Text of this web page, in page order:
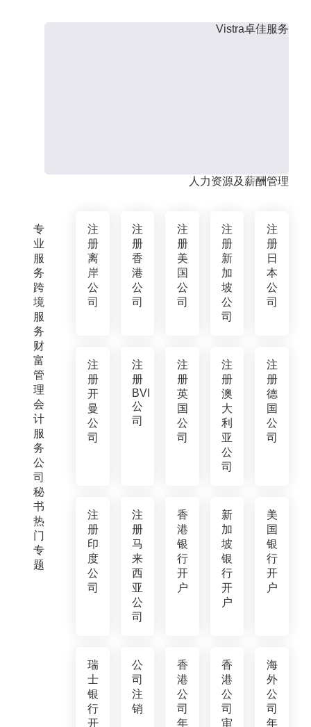
专
业
服
务
跨
境
服
务
财
富
管
理
会
计
服
务
公
司
秘
书
热
门
专
题
Vistra卓佳服务
人力资源及薪酬管理
注
册
离
岸
公
司
注
册
香
港
公
司
注
册
美
国
公
司
注
册
新
加
坡
公
司
注
册
日
本
公
司
注
册
开
曼
公
司
注
册
BVI
公
司
注
册
英
国
公
司
注
册
澳
大
利
亚
公
司
注
册
德
国
公
司
注
册
印
度
公
司
注
册
马
来
西
亚
公
司
香
港
银
行
开
户
新
加
坡
银
行
开
户
美
国
银
行
开
户
瑞
士
银
行
开
公
司
注
销
香
港
公
司
年
香
港
公
司
审
海
外
公
司
年